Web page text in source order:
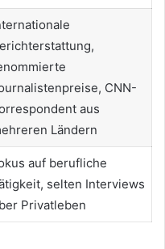
CNN-
aus
Ländern
auf berufliche
selten Interviews
Privatleben